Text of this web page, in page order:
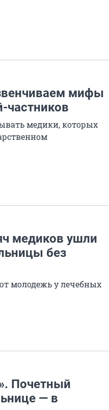
мифы
частников
медики, которых
медиков ушли
без
молодежь у лечебных
Почетный
— в